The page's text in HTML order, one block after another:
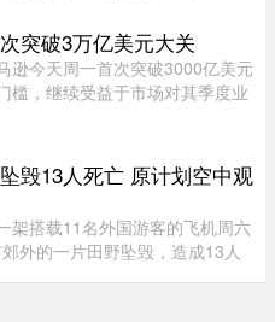
功的行业。 ...
突破3万亿美元大关
逊今天周一首次突破3000亿美元
槛，继续受益于市场对其季度业
，达到28 ...
毁13人死亡 原计划空中观
架搭载11名外国游客的飞机周六
外的一片田野坠毁，造成13人